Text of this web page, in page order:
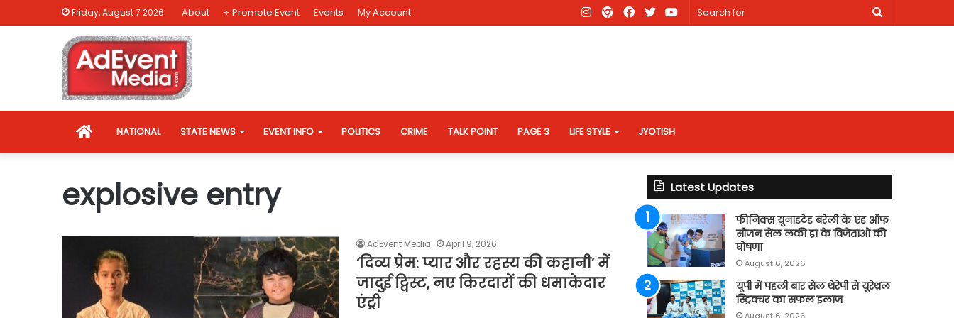
Friday, August 7 2026 About + Promote Event Events My Account
Search
Youtube
X
Facebook
AD
Instagram
HOMENATIONAL STATE NEWS EVENT INFO POLITICS CRIME TALK POINT PAGE 3 LIFE STYLE JYOTISH
explosive entry
AdEvent Media April 9, 2026
‘दिव्य प्रेम: प्यार और रहस्य की कहानी’ में
जादुई ट्विस्ट, नए किरदारों की धमाकेदार
एंट्री
Latest Updates
फीनिक्स यूनाइटेड बरेली के एंड ऑफ
सीजन सेल लकी ड्रा के विजेताओं की
घोषणा
August 6, 2026
यूपी में पहली बार सेल थेरेपी से यूरेथ्रल
स्ट्रिक्चर का सफल इलाज